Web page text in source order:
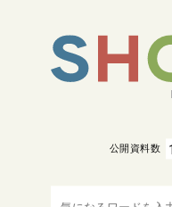
公開資料数 1